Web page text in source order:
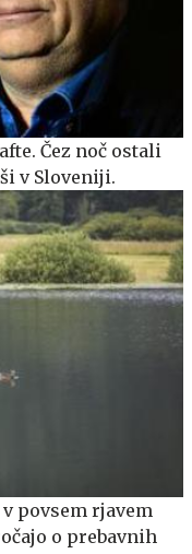
Čez noč ostali
v Sloveniji.
povsem rjavem
o prebavnih